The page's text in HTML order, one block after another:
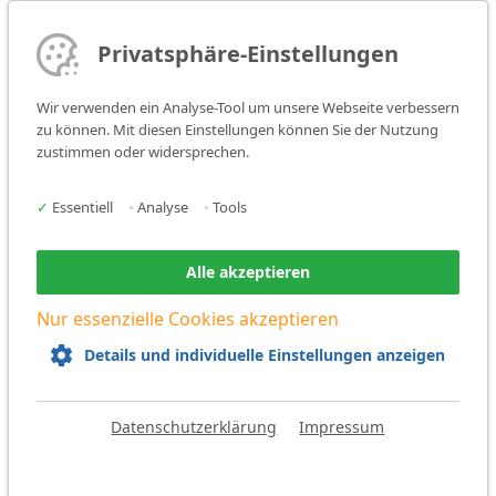
Privatsphäre-Einstellungen
Wir verwenden ein Analyse-Tool um unsere Webseite verbessern
zu können. Mit diesen Einstellungen können Sie der Nutzung
zustimmen oder widersprechen.
✓ Essentiell • Analyse • Tools
Alle akzeptieren
Nur essenzielle Cookies akzeptieren
Details und individuelle Einstellungen anzeigen
Datenschutzerklärung Impressum